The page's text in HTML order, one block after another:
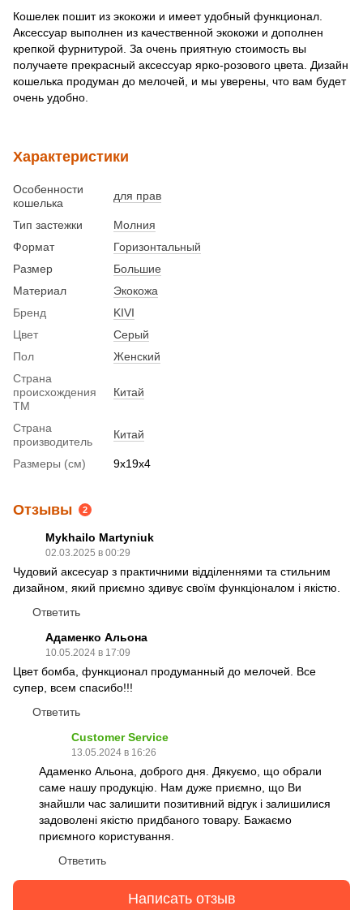
Кошелек пошит из экокожи и имеет удобный функционал.
Аксессуар выполнен из качественной экокожи и дополнен
крепкой фурнитурой. За очень приятную стоимость вы
получаете прекрасный аксессуар ярко-розового цвета. Дизайн
кошелька продуман до мелочей, и мы уверены, что вам будет
очень удобно.
Характеристики
Особенности
кошелька
для прав
Тип застежки
Молния
Формат
Горизонтальный
Размер
Большие
Материал
Экокожа
Бренд
KIVI
Цвет
Серый
Пол
Женский
Страна
происхождения
ТМ
Китай
Страна
производитель
Китай
Размеры (см) 9х19х4
Отзывы 2
Mykhailo Martyniuk
02.03.2025 в 00:29
Чудовий аксесуар з практичними відділеннями та стильним
дизайном, який приємно здивує своїм функціоналом і якістю.
Ответить
Адаменко Альона
10.05.2024 в 17:09
Цвет бомба, функционал продуманный до мелочей. Все
супер, всем спасибо!!!
Ответить
Customer Service
13.05.2024 в 16:26
Адаменко Альона, доброго дня. Дякуємо, що обрали
саме нашу продукцію. Нам дуже приємно, що Ви
знайшли час залишити позитивний відгук і залишилися
задоволені якістю придбаного товару. Бажаємо
приємного користування.
Ответить
Написать отзыв